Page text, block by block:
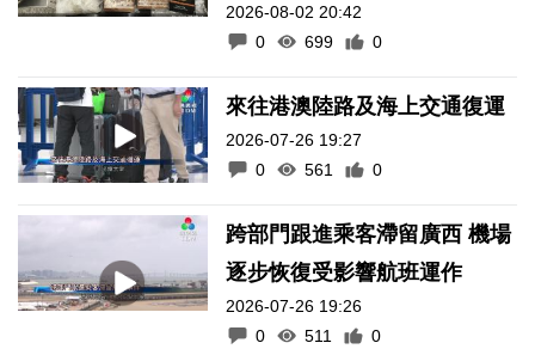
2026-08-02 20:42
0
699 0
來往港澳陸路及海上交通復運
2026-07-26 19:27
0
561 0
跨部門跟進乘客滯留廣西 機場
逐步恢復受影響航班運作
2026-07-26 19:26
0
511 0